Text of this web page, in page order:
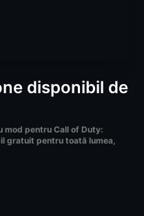
disponibil de
mod pentru Call of Duty:
gratuit pentru toată lumea,